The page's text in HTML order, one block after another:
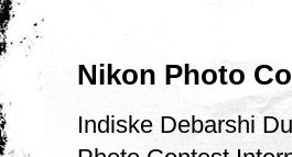
Nikon Photo
Indiske Debarshi